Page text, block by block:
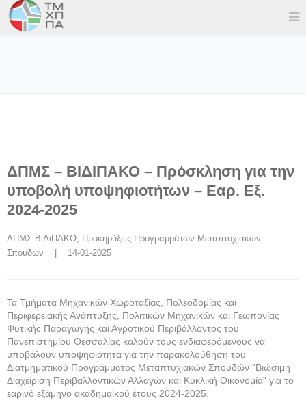
ΔΠΜΣ – ΒΙΔΙΠΑΚΟ – Πρόσκληση για την
υποβολή υποψηφιοτήτων – Εαρ. Εξ.
2024-2025
ΔΠΜΣ-ΒιΔιΠΑΚΟ, Προκηρύξεις Προγραμμάτων Μεταπτυχιακών
Σπουδών
    |    14-01-2025
Τα Τμήματα Μηχανικών Χωροταξίας, Πολεοδομίας και
Περιφερειακής Ανάπτυξης, Πολιτικών Μηχανικών και Γεωπονίας
Φυτικής Παραγωγής και Αγροτικού Περιβάλλοντος του
Πανεπιστημίου Θεσσαλίας καλούν τους ενδιαφερόμενους να
υποβάλουν υποψηφιότητα για την παρακολούθηση του
Διατμηματικού Προγράμματος Μεταπτυχιακών Σπουδών “Βιώσιμη
Διαχείριση Περιβαλλοντικών Αλλαγών και Κυκλική Οικονομία” για το
εαρινό εξάμηνο ακαδημαϊκού έτους 2024-2025.